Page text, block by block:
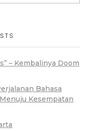
– Kembalinya Doom
Bahasa
Kesempatan